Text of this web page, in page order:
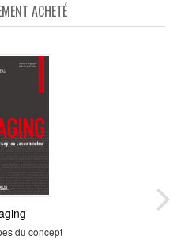
ACHETÉ
du concept